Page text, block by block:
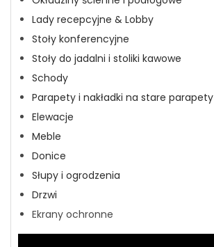
Lady recepcyjne & Lobby
Stoły konferencyjne
Stoły do jadalni i stoliki kawowe
Schody
Parapety i nakładki na stare parapety
Elewacje
Meble
Donice
Słupy i ogrodzenia
Drzwi
Ekrany ochronne